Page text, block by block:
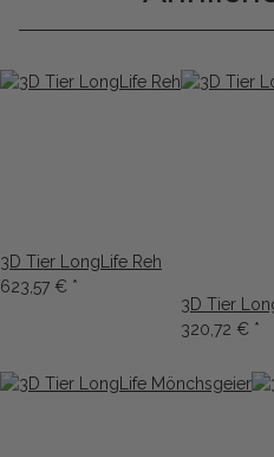
3D Tier LongLife Reh
623,57 € *
3D Tier
320,72 € *